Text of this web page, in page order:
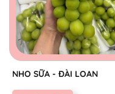
NHO SỮA - ĐÀI LOAN